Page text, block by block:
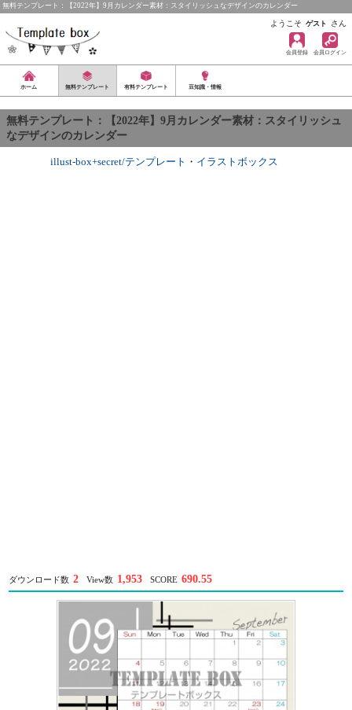
無料テンプレート：【2022年】9月カレンダー素材：スタイリッシュなデザインのカレンダー
ようこそ ゲスト さん
会員登録 会員ログイン
ホーム 無料テンプレート 有料テンプレート 豆知識・情報
無料テンプレート：【2022年】9月カレンダー素材：スタイリッシュ
なデザインのカレンダー
illust-box+secret/テンプレート ・ イラストボックス
ダウンロード数 2 View数 1,953 SCORE 690.55